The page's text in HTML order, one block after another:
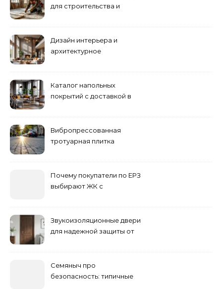
для строительства и
Дизайн интерьера и
архитектурное
Каталог напольных
покрытий с доставкой в
Вибропрессованная
тротуарная плитка
Почему покупатели по ЕРЗ
выбирают ЖК с
Звукоизоляционные двери
для надежной защиты от
Семяныч про
безопасность: типичные